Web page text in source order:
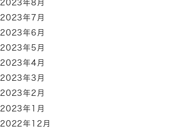
2023年8月
2023年7月
2023年6月
2023年5月
2023年4月
2023年3月
2023年2月
2023年1月
2022年12月